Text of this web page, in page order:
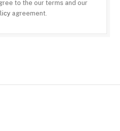
to the our terms and our
agreement.